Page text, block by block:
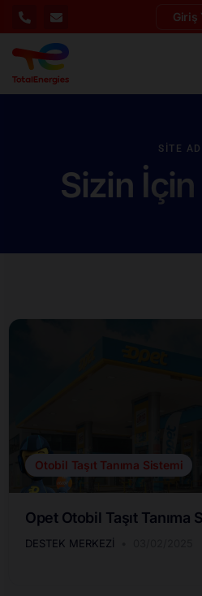
Giriş
SITE ADI
Sizin İçin
Otobil Taşıt Tanıma Sistemi
Opet Otobil Taşıt Tanıma
DESTEK MERKEZI